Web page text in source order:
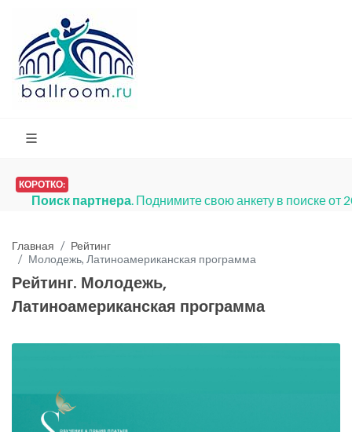
КОРОТКО:
Поиск партнера. Поднимите свою анкету в поиске от
Главная
Рейтинг
Молодежь, Латиноамериканская программа
Рейтинг. Молодежь,
Латиноамериканская программа